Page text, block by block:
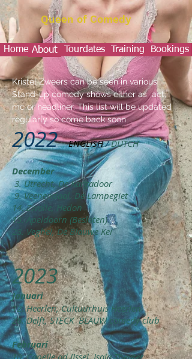
Queen of Comedy
Home About Tourdates Training Bookings
Kristel Zweers can be seen in various
Stand-up comedy shows either as act,
mc or headliner. This list will be updated
regularly so come back soon
2022ENGLISH/DUTCH
December
3. Utrecht, De Kargadoor
9. Veenendaal, De Lampegiet
14. Zwolle, Hedon
15. Apeldoorn (Besloten)
23. Veghel, De Blauwe Kei
2023
Januari
12. Heerlen, Cultuurhuis Heerlen
26. Delft, STECKBLAUW comedy club
Februari
10. Capelle ad IJssel, Isala Theater